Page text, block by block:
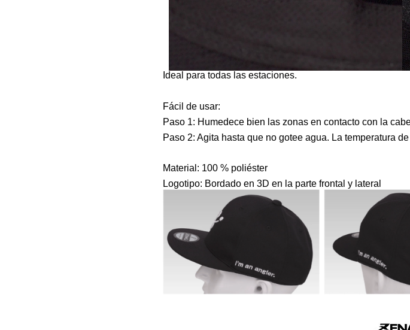
Ideal para todas las estaciones.
Fácil de usar:
Paso 1: Humedece bien las zonas en contacto con la
Paso 2: Agita hasta que no gotee agua. La temperatura
Material: 100 % poliéster
Logotipo: Bordado en 3D en la parte frontal y lateral